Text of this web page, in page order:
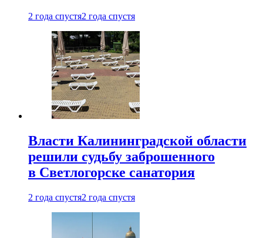
2 года спустя2 года спустя
Власти Калининградской области
решили судьбу заброшенного
в Светлогорске санатория
2 года спустя2 года спустя